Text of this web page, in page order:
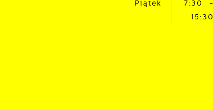
Piątek
7:30 -
15:30
pośredników prezentujących nasze treści w